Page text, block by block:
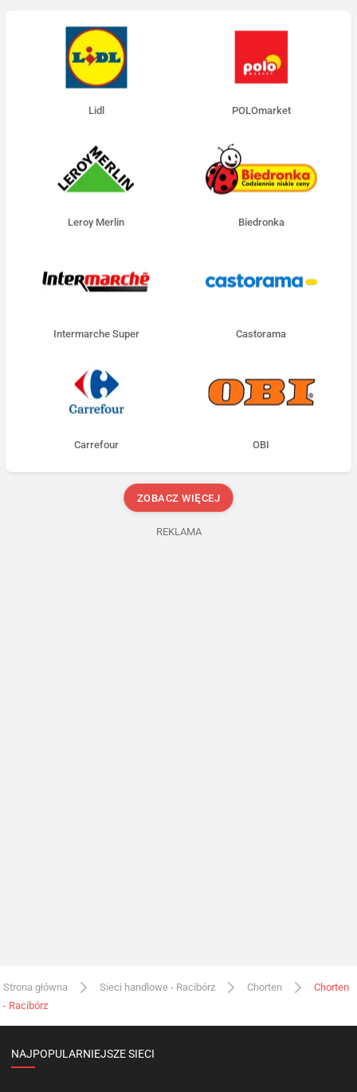
Lidl POLOmarket
Leroy Merlin Biedronka
Intermarche Super Castorama
Carrefour OBI
ZOBACZ WIĘCEJ
REKLAMA
Strona główna Sieci handlowe - Racibórz Chorten
Chorten
- Racibórz
NAJPOPULARNIEJSZE SIECI